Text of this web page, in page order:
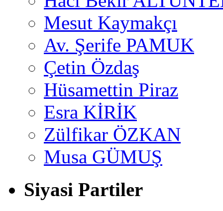
Mesut Kaymakçı
Av. Şerife PAMUK
Çetin Özdaş
Hüsamettin Piraz
Esra KİRİK
Zülfikar ÖZKAN
Musa GÜMUŞ
Siyasi Partiler